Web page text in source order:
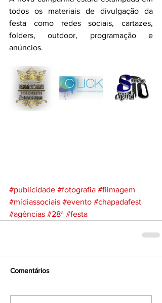
todos os materiais de divulgação da
festa como redes sociais, cartazes,
folders, outdoor, programação e
anúncios.
#publicidade #fotografia #filmagem
#mídiassociais #evento #chapadafest
#agências #28ª #festa
Comentários